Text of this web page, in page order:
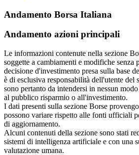
Andamento Borsa Italiana
Andamento azioni principali
Le informazioni contenute nella sezione
soggette a cambiamenti e modifiche senza
decisione d'investimento presa sulla base
è di esclusiva responsabilità dell'utente
sono pertanto da intendersi in nessun
al pubblico risparmio o all'investimento.
I dati presenti sulla sezione Borse
possono variare rispetto alle fonti ufficiali
di aggiornamento.
Alcuni contenuti della sezione sono stati
sistemi di intelligenza artificiale e con una
valutazione umana.